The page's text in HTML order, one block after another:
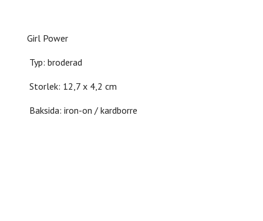
Girl Power
Typ: broderad
Storlek: 12,7 x 4,2 cm
Baksida: iron-on / kardborre